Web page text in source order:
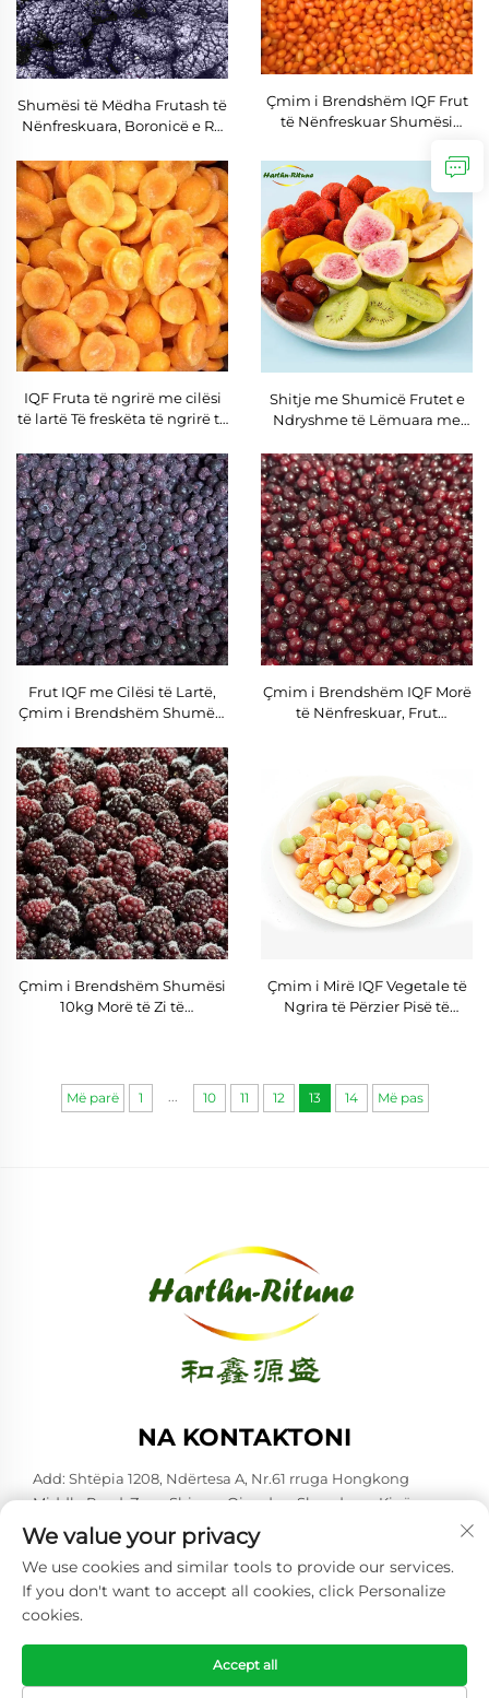
Shumësi të Mëdha Frutash të
Nënfreskuara, Boronicë e Re
IQF Boronicë
Çmim i Brendshëm IQF Frut
të Nënfreskuar Shumësi
Shi
IQF Fruta të ngrirë me cilësi
të lartë Të freskëta të ngrirë të
pjekur gjysma gjysma në sasi
të mëdha
Shitje me Shumicë Frutet e
Ndryshme të Lëmuara me
Lëmuara me Ngrirje të Thate
të Shportës të Bananes të
Kiwis të Figs të Dhëmbëzit të
Mollës
Frut IQF me Cilësi të Lartë,
Çmim i Brendshëm Shumësi
Nënfreskuar për Shitje
Çmim i Brendshëm IQF Morë
të Nënfreskuar, Frut
Çmim i Brendshëm Shumësi
10kg Morë të Zi të
Çmim i Mirë IQF Vegetale të
Ngrira të Përzier Pisë të
Më parë 1 ... 10 11 12 13 14 Më pas
NA KONTAKTONI
Add: Shtëpia 1208, Ndërtesa A, Nr.61 rruga Hongkong
Middle Road, Zona Shinan, Qingdao, Shandong, Kinë
Tel:+86-53285879528
E-mail:[email protected]
Copyright © 2026 Qingdao Harthn-ritune Corp., Ltd. Të gjitha të
drejtat rezervohen. -Politika e Privatësisë
We value your privacy
We use cookies and similar tools to provide our services.
If you don't want to accept all cookies, click Personalize
cookies.
Accept all